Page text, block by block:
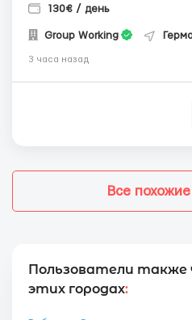
130€ / день
Group Working
3 часа назад
Все
Пользователи
этих городах: